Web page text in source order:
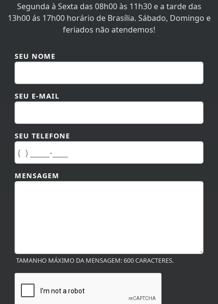
Segunda à Sexta das 08h00 às 11h30 e a tarde das
13h00 ás 17h00 horário de Brasília. Sábado, Domingo e
feriados não atendemos!
SEU NOME
SEU E-MAIL
SEU TELEFONE
MENSAGEM
TAMANHO MÁXIMO DA MENSAGEM: 600 CARACTERES.